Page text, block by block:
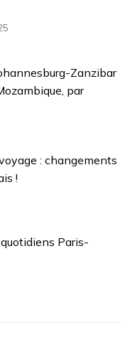
Zanzibar
par
: changements
!
Paris-